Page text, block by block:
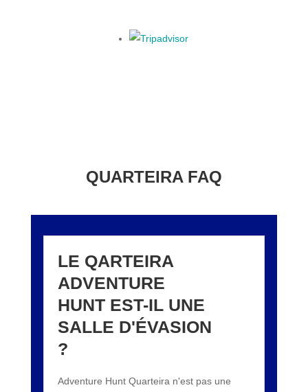
QUARTEIRA FAQ
LE QARTEIRA
ADVENTURE
HUNT EST-IL UNE
SALLE D'ÉVASION
?
Adventure Hunt Quarteira n'est pas une